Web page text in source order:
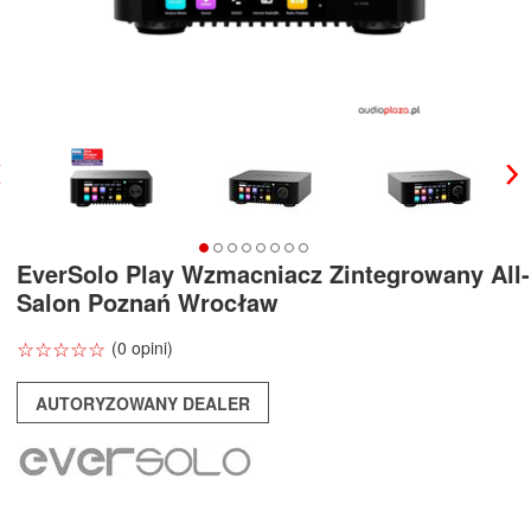
EverSolo Play Wzmacniacz Zintegrowany
Salon Poznań Wrocław
☆☆☆☆☆
★★★★★ (0 opini)
AUTORYZOWANY DEALER